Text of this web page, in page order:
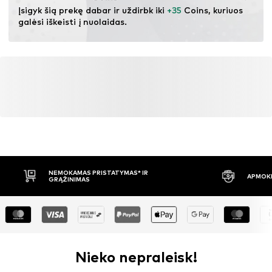
Įsigyk šią prekę dabar ir uždirbk iki +35 Coins, kuriuos
galėsi iškeisti į nuolaidas.
NEMOKAMAS PRISTATYMAS* IR
GRĄŽINIMAS
Nieko nepraleisk!